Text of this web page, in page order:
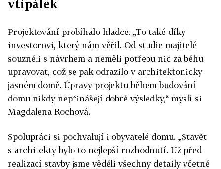
vtipálek
Projektování probíhalo hladce. „To také díky
investorovi, který nám věřil. Od studie majitelé
souzněli s návrhem a neměli potřebu nic za běhu
upravovat, což se pak odrazilo v architektonicky
jasném domě. Úpravy projektu během budování
domu nikdy nepřinášejí dobré výsledky,“ myslí si
Magdalena Rochová.
Spolupráci si pochvalují i obyvatelé domu. „Stavět
s architekty bylo to nejlepší rozhodnutí. Už před
realizací stavby jsme věděli všechny detaily včetně